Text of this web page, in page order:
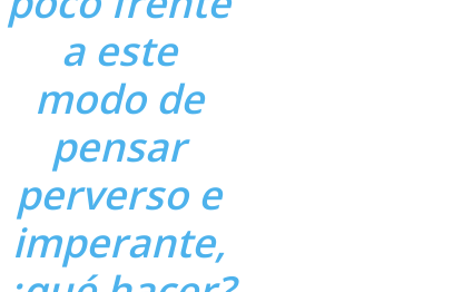
a este
modo de
pensar
perverso e
imperante,